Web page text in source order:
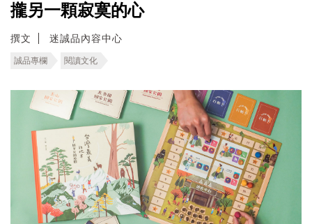
攏另一顆寂寞的心
撰文 迷誠品內容中心
誠品專欄 閱讀文化